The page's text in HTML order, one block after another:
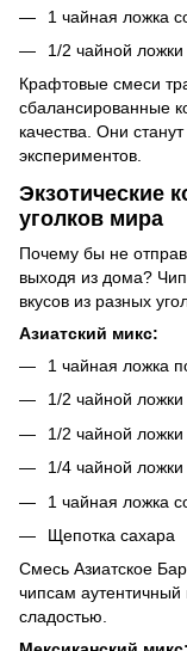
1 чайная ложка
1/2 чайной
Крафтовые смеси
сбалансированные
качества. Они
экспериментов.
Экзотические
уголков мира
Почему бы не
выходя из дома?
вкусов из разных
Азиатский микс:
1 чайная ложка
1/2 чайной
1/2 чайной
1/4 чайной
1 чайная ложка
Щепотка сахара
Смесь Азиатское
чипсам аутентичный
сладостью.